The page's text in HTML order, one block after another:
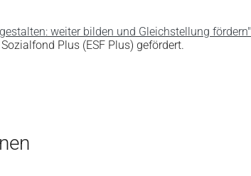
weiter bilden und Gleichstellung fördern"
Plus (ESF Plus) gefördert.